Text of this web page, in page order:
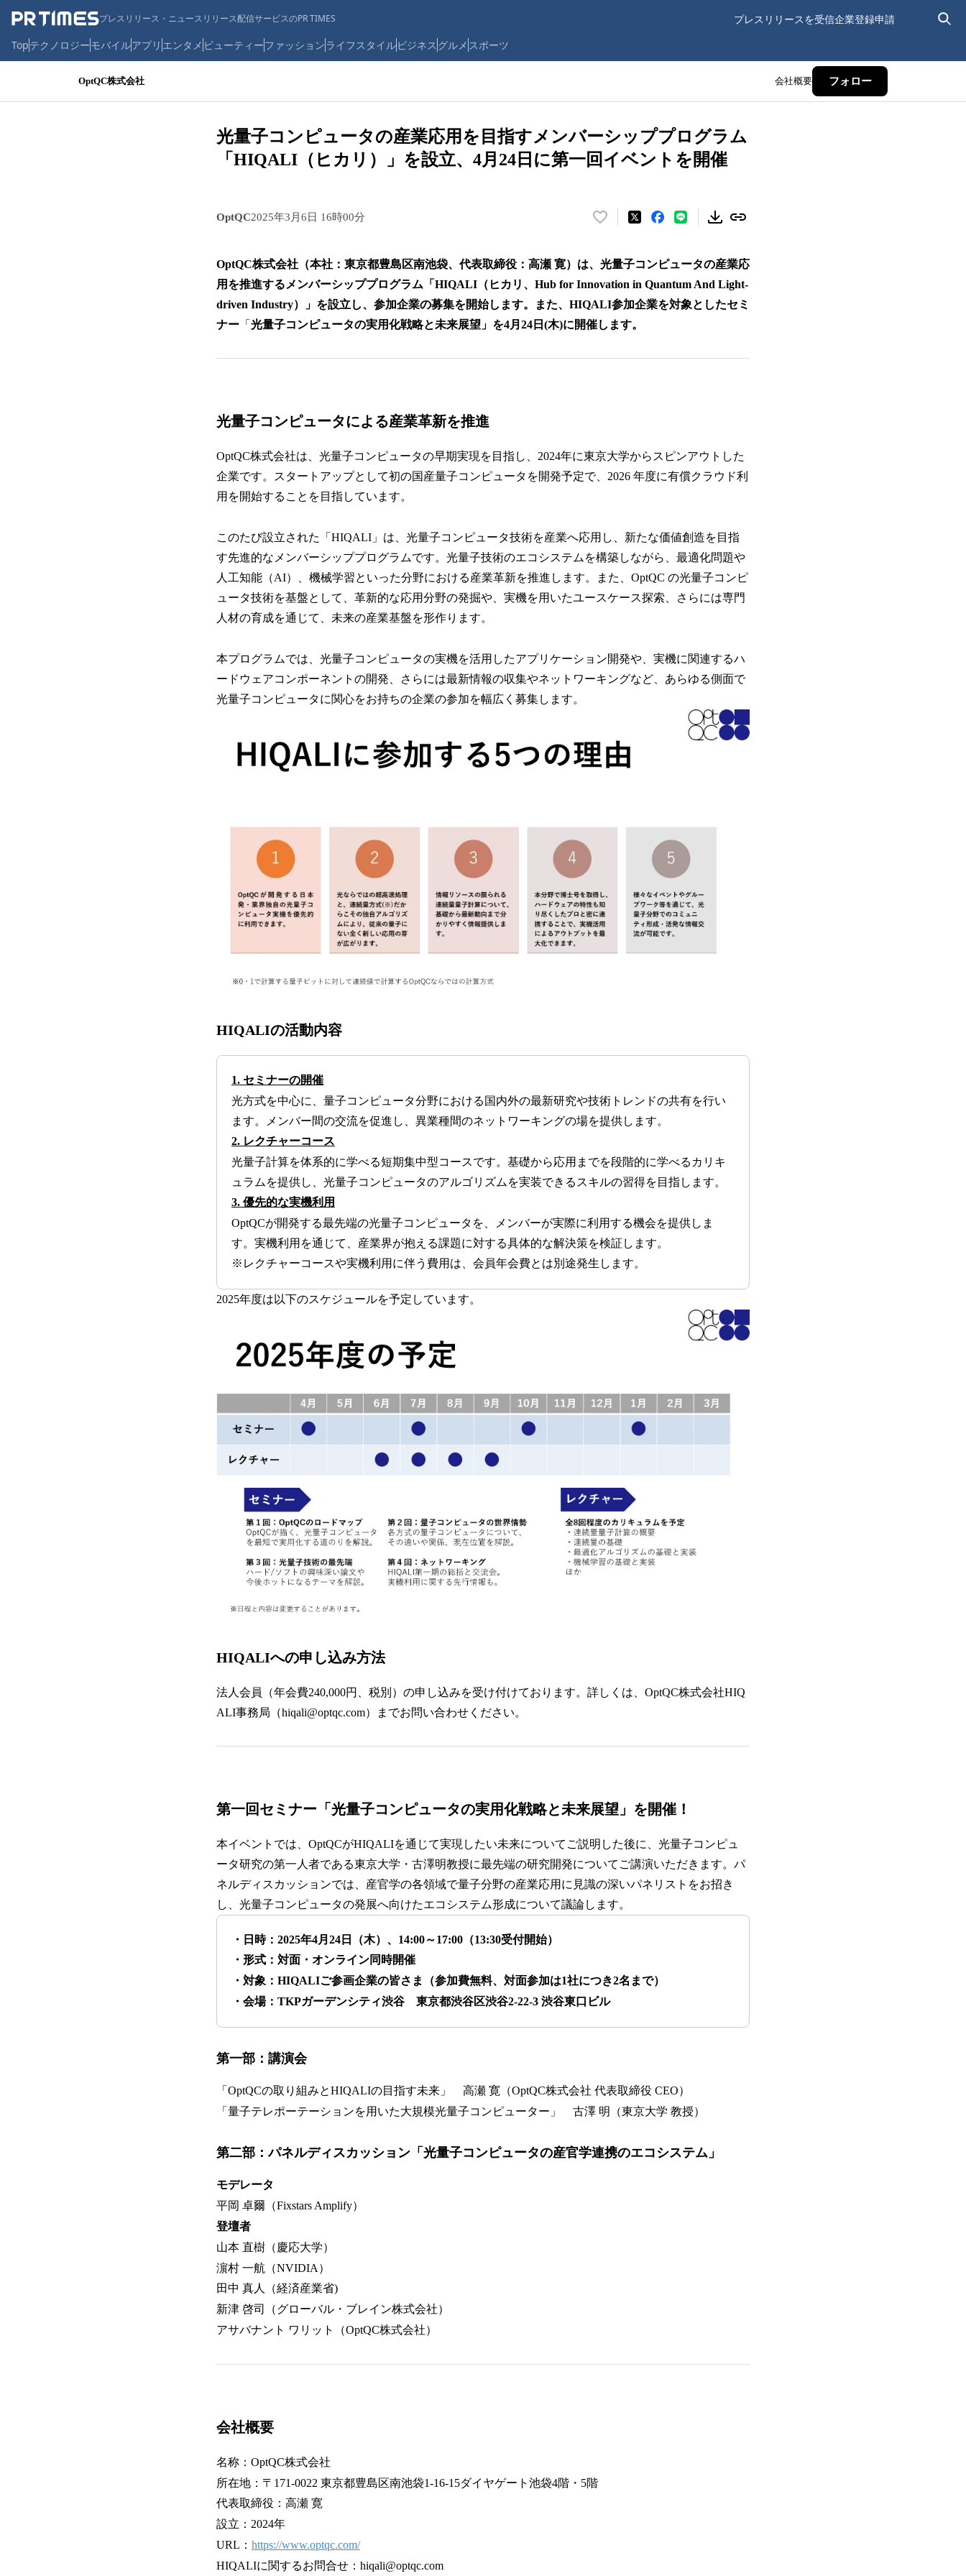
プレスリリース・ニュースリリース配信サービスのPR TIMES プレスリリースを受信企業登録申請
Topテクノロジーモバイルアプリ エンタメ ビューティーファッションライフスタイルビジネス グルメ スポーツ
OptQC株式会社 会社概要 フォロー
光量子コンピュータの産業応用を目指すメンバーシッププログラム
「HIQALI（ヒカリ）」を設立、4月24日に第一回イベントを開催
OptQC2025年3月6日 16時00分
い
！
数
を
み
み
OptQC株式会社（本社：東京都豊島区南池袋、代表取締役：高瀬 寛）は、光量子コンピュータの産業応
用を推進するメンバーシッププログラム「HIQALI（ヒカリ、Hub for Innovation in Quantum And Light-
driven Industry）」を設立し、参加企業の募集を開始します。また、HIQALI参加企業を対象としたセミ
ナー 「 光量子コンピュータの実用化戦略と未来展望」を4月24日(木)に開催します。
光量子コンピュータによる産業革新を推進
OptQC株式会社は、光量子コンピュータの早期実現を目指し、2024年に東京大学からスピンアウトした
企業です。スタートアップとして初の国産量子コンピュータを開発予定で、2026 年度に有償クラウド利
用を開始することを目指しています。
このたび設立された「HIQALI」は、光量子コンピュータ技術を産業へ応用し、新たな価値創造を目指
す先進的なメンバーシッププログラムです。光量子技術のエコシステムを構築しながら、最適化問題や
人工知能（AI）、機械学習といった分野における産業革新を推進します。また、OptQC の光量子コンピ
ュータ技術を基盤として、革新的な応用分野の発掘や、実機を用いたユースケース探索、さらには専門
人材の育成を通じて、未来の産業基盤を形作ります。
本プログラムでは、光量子コンピュータの実機を活用したアプリケーション開発や、実機に関連するハ
ードウェアコンポーネントの開発、さらには最新情報の収集やネットワーキングなど、あらゆる側面で
光量子コンピュータに関心をお持ちの企業の参加を幅広く募集します。
HIQALIの活動内容
1. セミナーの開催
光方式を中心に、量子コンピュータ分野における国内外の最新研究や技術トレンドの共有を行い
ます。メンバー間の交流を促進し、異業種間のネットワーキングの場を提供します。
2. レクチャーコース
光量子計算を体系的に学べる短期集中型コースです。基礎から応用までを段階的に学べるカリキ
ュラムを提供し、光量子コンピュータのアルゴリズムを実装できるスキルの習得を目指します。
3. 優先的な実機利用
OptQCが開発する最先端の光量子コンピュータを、メンバーが実際に利用する機会を提供しま
す。実機利用を通じて、産業界が抱える課題に対する具体的な解決策を検証します。
※レクチャーコースや実機利用に伴う費用は、会員年会費とは別途発生します。
2025年度は以下のスケジュールを予定しています。
HIQALIへの申し込み方法
法人会員（年会費240,000円、税別）の申し込みを受け付けております。詳しくは、OptQC株式会社HIQ
ALI事務局（hiqali@optqc.com）までお問い合わせください。
第一回セミナー「光量子コンピュータの実用化戦略と未来展望 」を開催！
本イベントでは、OptQCがHIQALIを通じて実現したい未来についてご説明した後に、光量子コンピュ
ータ研究の第一人者である東京大学・古澤明教授に最先端の研究開発についてご講演いただきます。パ
ネルディスカッションでは、産官学の各領域で量子分野の産業応用に見識の深いパネリストをお招き
し、光量子コンピュータの発展へ向けたエコシステム形成について議論します。
・日時：2025年4月24日（木）、14:00～17:00（13:30受付開始）
・形式：対面・オンライン同時開催
・対象：HIQALIご参画企業の皆さま（参加費無料、対面参加は1社につき2名まで）
・会場：TKPガーデンシティ渋谷 東京都渋谷区渋谷2-22-3 渋谷東口ビル
第一部：講演会
「OptQCの取り組みとHIQALIの目指す未来」 高瀬 寛（OptQC株式会社 代表取締役 CEO）
「量子テレポーテーションを用いた大規模光量子コンピューター」 古澤 明（東京大学 教授）
第二部：パネルディスカッション 「光量子コンピュータの産官学連携のエコシステム」
モデレータ
平岡 卓爾（Fixstars Amplify）
登壇者
山本 直樹（慶応大学）
濵村 一航（NVIDIA）
田中 真人（経済産業省)
新津 啓司（グローバル・ブレイン株式会社）
アサバナント ワリット（OptQC株式会社）
会社概要
名称：OptQC株式会社
所在地：〒171-0022 東京都豊島区南池袋1-16-15ダイヤゲート池袋4階・5階
代表取締役：高瀬 寛
設立：2024年
URL： https://www.optqc.com/
HIQALIに関するお問合せ：hiqali@optqc.com